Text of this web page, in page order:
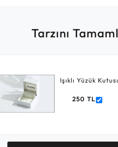
Tarzını
Işıklı Yüzük
250 TL